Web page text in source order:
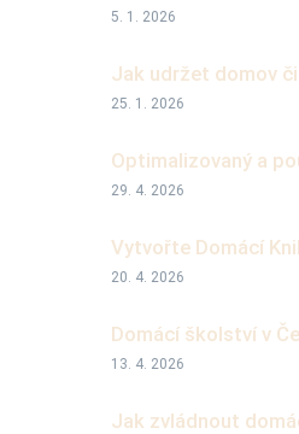
5. 1. 2026
Jak udržet domov
25. 1. 2026
Optimalizovaný a
29. 4. 2026
Vytvořte Domácí
20. 4. 2026
Domácí školství v
13. 4. 2026
Jak zvládnout